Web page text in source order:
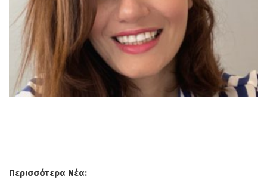
Περισσότερα Νέα: